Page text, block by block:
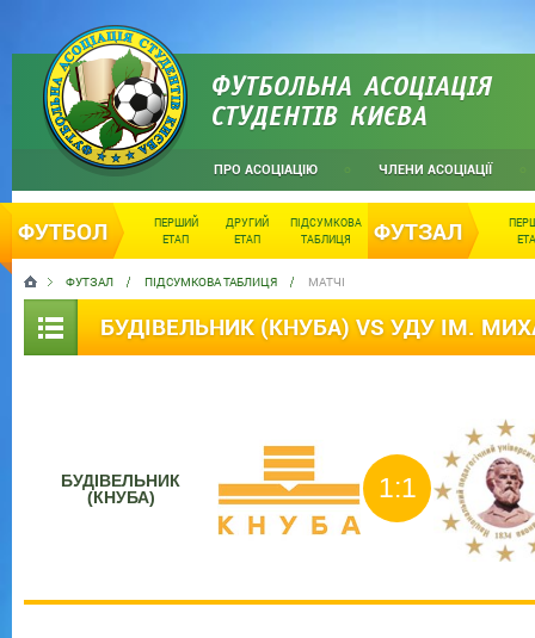
ФУТБОЛЬНА АСОЦІАЦІЯ
СТУДЕНТІВ КИЄВА
ПРО АСОЦІАЦІЮ ЧЛЕНИ АСОЦІАЦІЇ
ФУТБОЛ
ПЕРШИЙ
ЕТАП
ДРУГИЙ
ЕТАП
ПІДСУМКОВА
ТАБЛИЦЯ
ФУТЗАЛ
ФУТЗАЛ ПІДСУМКОВА ТАБЛИЦЯ МАТЧІ
БУДІВЕЛЬНИК (КНУБА) VS УДУ ІМ.
БУДІВЕЛЬНИК
(КНУБА)
1:1